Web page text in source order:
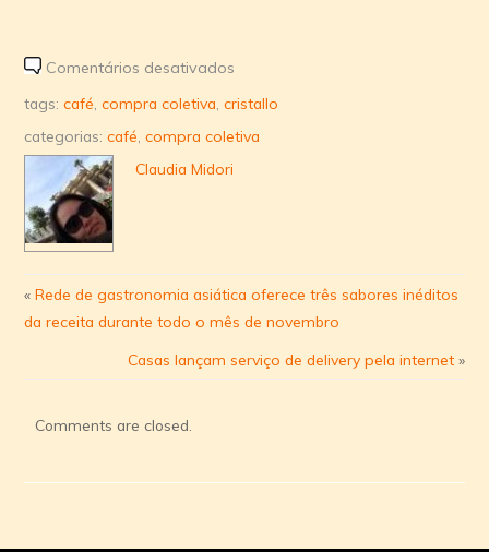
Comentários desativados
Cristallo
tags:café ,compra coletiva ,cristallo
categorias:café ,compra coletiva
Claudia Midori
«Rede de gastronomia asiática oferece três sabores inéditos
da receita durante todo o mês de novembro
Casas lançam serviço de delivery pela internet»
Comments are closed.